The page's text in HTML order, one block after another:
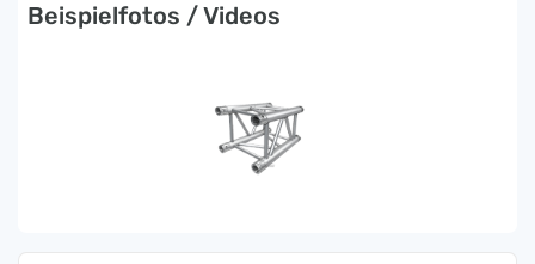
Beispielfotos / Videos